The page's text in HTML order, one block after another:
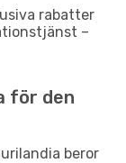
rabatter
–
för den
beror